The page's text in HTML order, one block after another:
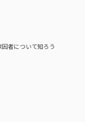
者について知ろう